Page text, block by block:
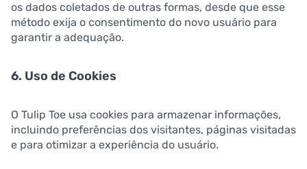
os dados coletados de outras formas, desde que esse
método exija o consentimento do novo usuário para
garantir a adequação.
6. Uso de Cookies
O Tulip Toe usa cookies para armazenar informações,
incluindo preferências dos visitantes, páginas visitadas
e para otimizar a experiência do usuário.